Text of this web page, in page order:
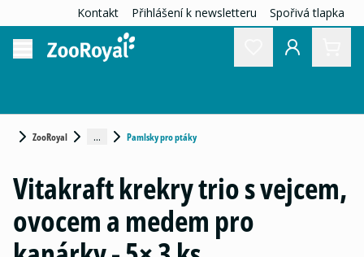
Kontakt Přihlášení k newsletteru Spořivá tlapka
ZooRoyal ... Pamlsky pro ptáky
Vitakraft krekry trio s vejcem,
ovocem a medem pro